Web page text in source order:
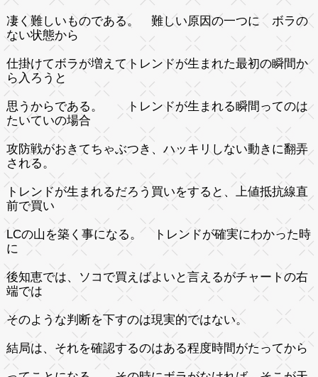
凄く難しいものである。 難しい原因の一つに ボラの
ない状態から
仕掛けてボラが増えてトレンドが生まれた最初の瞬間か
ら入ろうと
思うからである。 トレンドが生まれる瞬間ってのは
たいていの場合
攻防戦がおきてちゃぶつき、ハッキリしない動きに翻弄
される。
トレンドが生まれるだろう買いをすると、上値抵抗線直
前で買い
LCの山を築く事になる。 トレンドが確実にわかった時
に
後知恵では、ソコで買えばよいと言えるがチャートの右
端では
そのような判断を下すのは現実的ではない。
結局は、それを確認するのはある程度時間がたってから